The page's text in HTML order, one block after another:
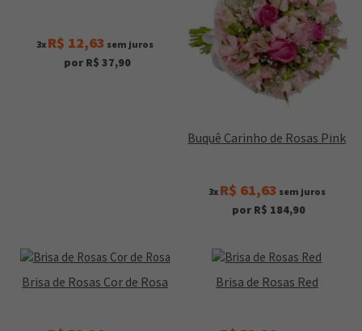
3x R$ 12,63 sem juros
por R$ 37,90
Buquê Carinho de Rosas Pink
3x R$ 61,63 sem juros
por R$ 184,90
Brisa de Rosas Cor de Rosa Brisa de Rosas Red